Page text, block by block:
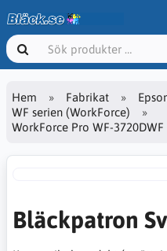
Hem Fabrikat
WF serien (WorkForce)
WorkForce Pro WF-3720DWF
Bläckpatron